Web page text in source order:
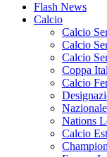
Flash News
Calcio
Calcio
Calcio
Calcio
Coppa
Calcio
Nazionale
Nations
Calcio